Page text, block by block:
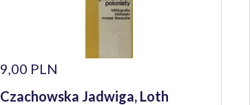
9,00 PLN
Czachowska Jadwiga, Loth